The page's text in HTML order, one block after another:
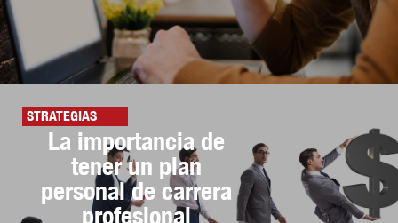
STRATEGIAS
La importancia de
tener un plan
personal de carrera
profesional